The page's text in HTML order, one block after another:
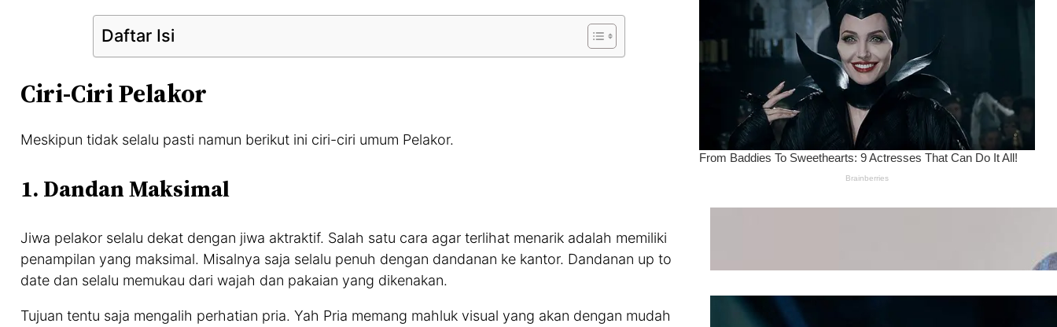
Daftar Isi
Ciri-Ciri Pelakor
Meskipun tidak selalu pasti namun berikut ini ciri-ciri umum Pelakor.
1. Dandan Maksimal
Jiwa pelakor selalu dekat dengan jiwa aktraktif. Salah satu cara agar terlihat menarik adalah memiliki
penampilan yang maksimal. Misalnya saja selalu penuh dengan dandanan ke kantor. Dandanan up to
date dan selalu memukau dari wajah dan pakaian yang dikenakan.
Tujuan tentu saja mengalih perhatian pria. Yah Pria memang mahluk visual yang akan dengan mudah
Wanita Pamer Pakaian
Kepribadian